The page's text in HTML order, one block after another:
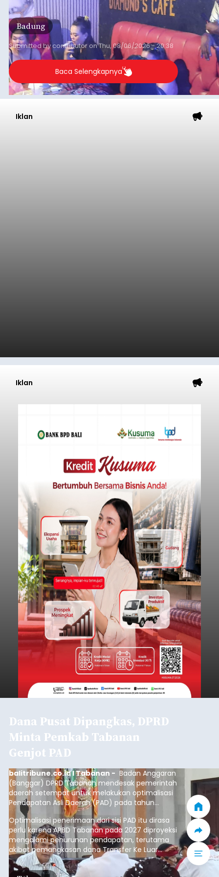
Badung
Submitted bycontributoronThu, 08/06/2026 - 20:38
Baca Selengkapnya
Iklan
Iklan
Dana Pusat Dipangkas, DPRD
Minta Pemkab Tabanan
Genjot PAD
balitribune.co.id I Tabanan - Badan Anggaran
(Banggar) DPRD Tabanan mendesak pemerintah
daerah setempat untuk melakukan optimalisasi
Pendapatan Asli Daerah (PAD) pada tahun
anggaran 2027.
Optimalisasi penerimaan dari sisi PAD itu dirasa
perlu karena APBD Tabanan pada 2027 diproyeksi
mengalami penurunan pendapatan, terutama
akibat pemangkasan dana Transfer Ke Luar
Daerah (TKD) dari pemerintah pusat.